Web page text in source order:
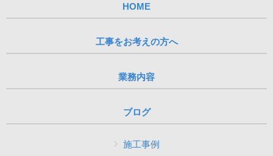
HOME
工事をお考えの方へ
業務内容
ブログ
施工事例